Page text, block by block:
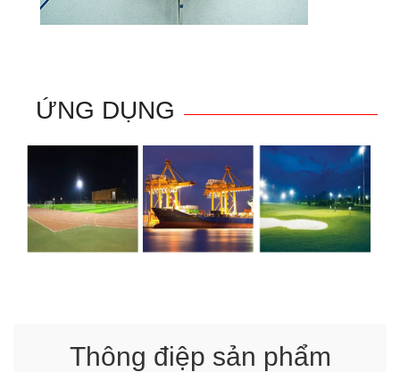
ỨNG DỤNG
Thông điệp sản phẩm